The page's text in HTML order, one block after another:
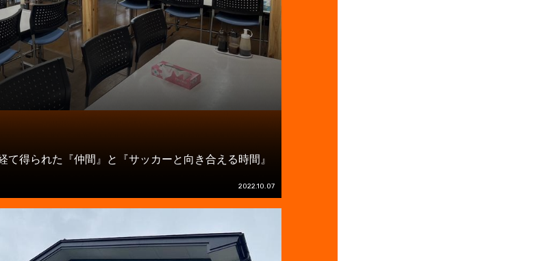
て得られた『仲間』と『サッカーと向き合える時間』
2022.10.07